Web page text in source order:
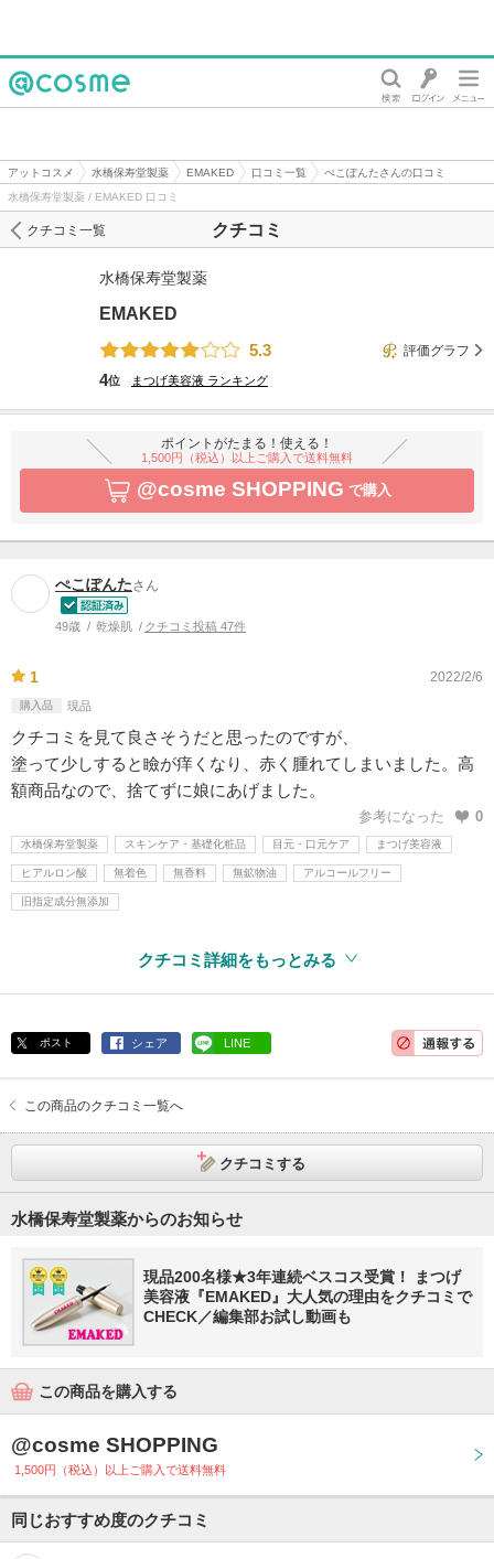
アットコスメ 水橋保寿堂製薬 EMAKED 口コミ一覧
ぺこぽんたさんの口コミ
水橋保寿堂製薬 / EMAKED 口コミ
クチコミ
クチコミ一覧
水橋保寿堂製薬
EMAKED
5.3
評価グラフ
4位 まつげ美容液 ランキング
ポイントがたまる！使える！
1,500円（税込）以上ご購入で送料無料
@cosme SHOPPING で購入
ぺこぽんたさん
49歳 乾燥肌 クチコミ投稿 47件
1 2022/2/6
購入品 現品
クチコミを見て良さそうだと思ったのですが、
塗って少しすると瞼が痒くなり、赤く腫れてしまいました。高
額商品なので、捨てずに娘にあげました。
参考になった 0
水橋保寿堂製薬 スキンケア・基礎化粧品 目元・口元ケア まつげ美容液
ヒアルロン酸 無着色 無香料 無鉱物油 アルコールフリー
旧指定成分無添加
クチコミ詳細をもっとみる
ポスト シェア LINE
この商品のクチコミ一覧へ
クチコミする
水橋保寿堂製薬からのお知らせ
現品200名様★3年連続ベスコス受賞！ まつげ
美容液『EMAKED』大人気の理由をクチコミで
CHECK／編集部お試し動画も
この商品を購入する
@cosme SHOPPING
1,500円（税込）以上ご購入で送料無料
同じおすすめ度のクチコミ